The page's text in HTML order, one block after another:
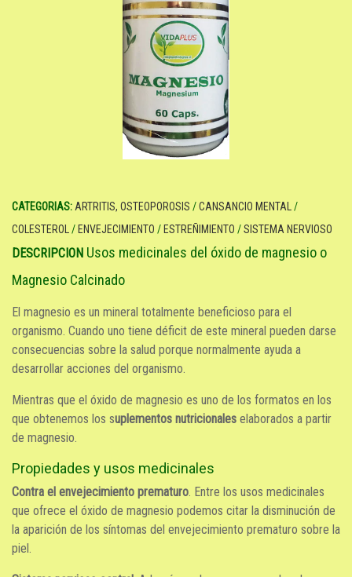
CATEGORIAS: ARTRITIS, OSTEOPOROSIS /CANSANCIO MENTAL
/
COLESTEROL
/ ENVEJECIMIENTO / ESTREÑIMIENTO /SISTEMA NERVIOSO
DESCRIPCION Usos medicinales del óxido de magnesio o
Magnesio Calcinado
El magnesio es un mineral totalmente beneficioso para el
organismo. Cuando uno tiene déficit de este mineral pueden darse
consecuencias sobre la salud porque normalmente ayuda a
desarrollar acciones del organismo.
Mientras que el óxido de magnesio es uno de los formatos en los
que obtenemos los suplementos nutricionales elaborados a partir
de magnesio.
Propiedades y usos medicinales
Contra el envejecimiento prematuro. Entre los usos medicinales
que ofrece el óxido de magnesio podemos citar la disminución de
la aparición de los síntomas del envejecimiento prematuro sobre la
piel.